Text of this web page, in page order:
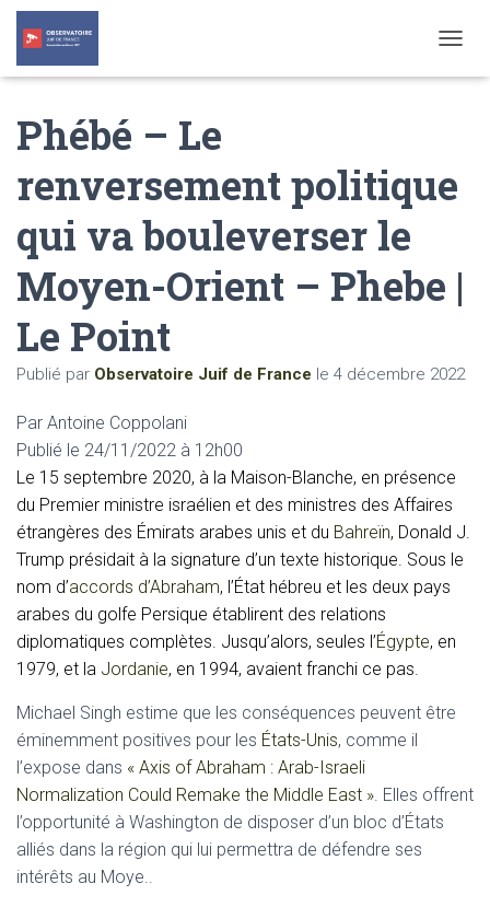
O
N
A
N
Phébé – Le
renversement politique
qui va bouleverser le
Moyen-Orient – Phebe |
Le Point
Publié par Observatoire Juif de France le 4 décembre 2022
Par Antoine Coppolani
Publié le 24/11/2022 à 12h00
Le 15 septembre 2020, à la Maison-Blanche, en présence
du Premier ministre israélien et des ministres des Affaires
étrangères des Émirats arabes unis et du Bahreïn, Donald J.
Trump présidait à la signature d’un texte historique. Sous le
nom d’accords d’Abraham, l’État hébreu et les deux pays
arabes du golfe Persique établirent des relations
diplomatiques complètes. Jusqu’alors, seules l’Égypte, en
1979, et la Jordanie, en 1994, avaient franchi ce pas.
Michael Singh estime que les conséquences peuvent être
éminemment positives pour les États-Unis, comme il
l’expose dans « Axis of Abraham : Arab-Israeli
Normalization Could Remake the Middle East ». Elles offrent
l’opportunité à Washington de disposer d’un bloc d’États
alliés dans la région qui lui permettra de défendre ses
intérêts au Moye..